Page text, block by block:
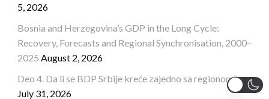
5, 2026
Bosnia and Herzegovina’s GDP in the Long Cycle:
Recovery, Forecasts and Regional Synchronisation, 2000–
2025 August 2, 2026
Deo 4. Da li se BDP Srbije kreće zajedno sa regionom?
July 31, 2026